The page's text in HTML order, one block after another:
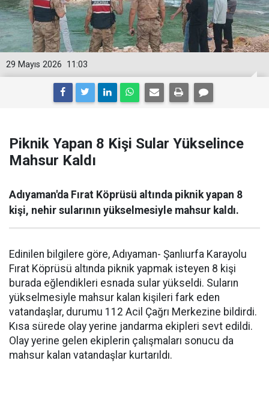
11:03
29 Mayıs 2026
Piknik Yapan 8 Kişi Sular Yükselince
Mahsur Kaldı
Adıyaman'da Fırat Köprüsü altında piknik yapan 8
kişi, nehir sularının yükselmesiyle mahsur kaldı.
Edinilen bilgilere göre, Adıyaman- Şanlıurfa Karayolu
Fırat Köprüsü altında piknik yapmak isteyen 8 kişi
burada eğlendikleri esnada sular yükseldi. Suların
yükselmesiyle mahsur kalan kişileri fark eden
vatandaşlar, durumu 112 Acil Çağrı Merkezine bildirdi.
Kısa sürede olay yerine jandarma ekipleri sevt edildi.
Olay yerine gelen ekiplerin çalışmaları sonucu da
mahsur kalan vatandaşlar kurtarıldı.